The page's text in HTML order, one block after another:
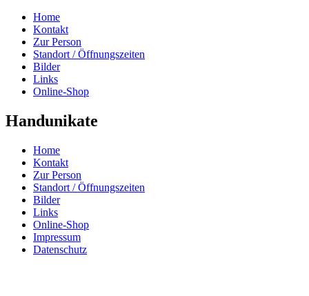
Home
Kontakt
Zur Person
Standort / Öffnungszeiten
Bilder
Links
Online-Shop
Handunikate
Home
Kontakt
Zur Person
Standort / Öffnungszeiten
Bilder
Links
Online-Shop
Impressum
Datenschutz